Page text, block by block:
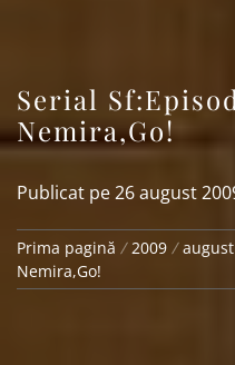
Serial
Nemira,Go!
Publicat pe26 august
Prima pagină 2009 august
Nemira,Go!